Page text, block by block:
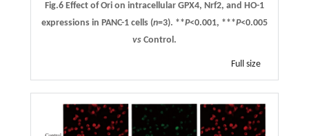
Fig.6 Effect of Ori on intracellular GPX4, Nrf2, and HO-1
expressions in PANC-1 cells (n=3). **P<0.001, ***P<0.005
vsControl.
Full size